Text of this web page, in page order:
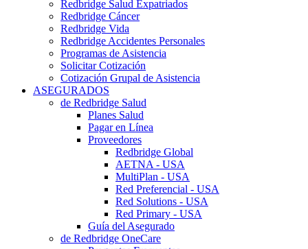
Redbridge Salud Expatriados
Redbridge Cáncer
Redbridge Vida
Redbridge Accidentes Personales
Programas de Asistencia
Solicitar Cotización
Cotización Grupal de Asistencia
ASEGURADOS
de Redbridge Salud
Planes Salud
Pagar en Línea
Proveedores
Redbridge Global
AETNA - USA
MultiPlan - USA
Red Preferencial - USA
Red Solutions - USA
Red Primary - USA
Guía del Asegurado
de Redbridge OneCare